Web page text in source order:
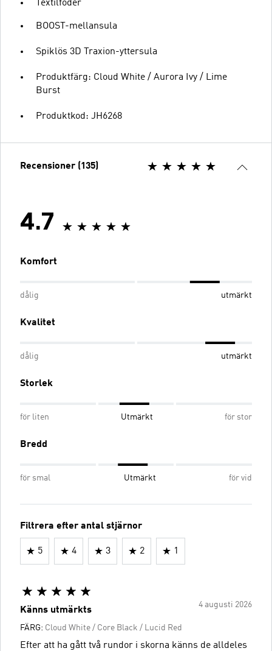
Textilfoder
BOOST-mellansula
Spiklös 3D Traxion-yttersula
Produktfärg: Cloud White / Aurora Ivy / Lime
Burst
Produktkod: JH6268
Recensioner (135)
4.7
Komfort
dålig utmärkt
Kvalitet
dålig utmärkt
Storlek
för liten Utmärkt för stor
Bredd
för smal Utmärkt för vid
Filtrera efter antal stjärnor
5 4 3 2 1
4 augusti 2026
Känns utmärkts
FÄRG: Cloud White / Core Black / Lucid Red
Efter att ha gått två rundor i skorna känns de alldeles